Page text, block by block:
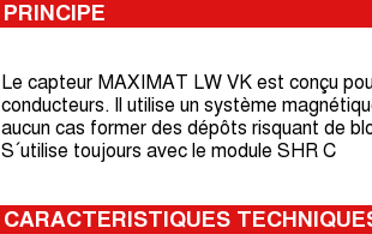
PRINCIPE
Le capteur MAXIMAT LW VK est conçu
conducteurs. Il utilise un système
aucun cas former des dépôts risquant de
S´utilise toujours avec le module SHR C
CARACTERISTIQUES